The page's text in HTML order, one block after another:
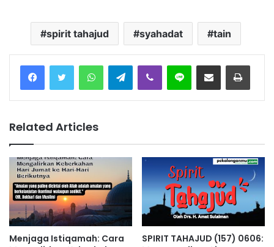
spirit tahajud syahadat tain
Telegram
Related Articles
Menjaga Istiqamah: Cara
SPIRIT TAHAJUD (157) 0606: